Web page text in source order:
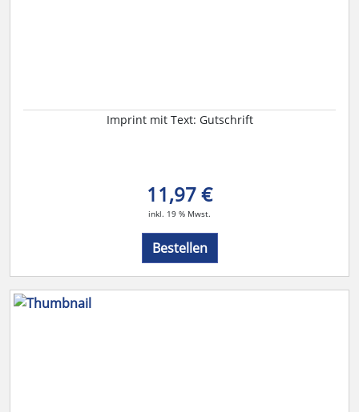
Imprint mit Text: Gutschrift
11,97 €
inkl. 19 % Mwst.
Bestellen